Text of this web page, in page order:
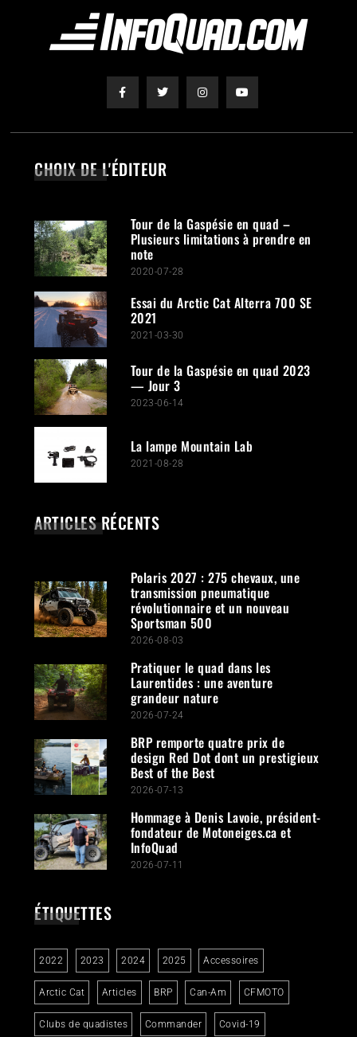
CHOIX DE L'ÉDITEUR
Tour de la Gaspésie en quad –
Plusieurs limitations à prendre en
note
2020-07-28
Essai du Arctic Cat Alterra 700 SE
2021
2021-03-30
Tour de la Gaspésie en quad 2023
— Jour 3
2023-06-14
La lampe Mountain Lab
2021-08-28
ARTICLES RÉCENTS
Polaris 2027 : 275 chevaux, une
transmission pneumatique
révolutionnaire et un nouveau
Sportsman 500
2026-08-03
Pratiquer le quad dans les
Laurentides : une aventure
grandeur nature
2026-07-24
BRP remporte quatre prix de
design Red Dot dont un prestigieux
Best of the Best
2026-07-13
Hommage à Denis Lavoie, président-
fondateur de Motoneiges.ca et
InfoQuad
2026-07-11
ÉTIQUETTES
2022 2023 2024 2025 Accessoires
Arctic Cat Articles BRP Can-Am CFMOTO
Clubs de quadistes Commander Covid-19